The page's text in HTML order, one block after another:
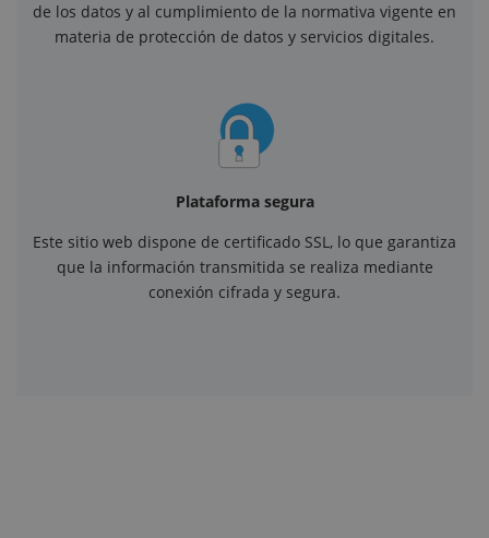
de los datos y al cumplimiento de la normativa vigente en
materia de protección de datos y servicios digitales.
Plataforma segura
Este sitio web dispone de certificado SSL, lo que garantiza
que la información transmitida se realiza mediante
conexión cifrada y segura.